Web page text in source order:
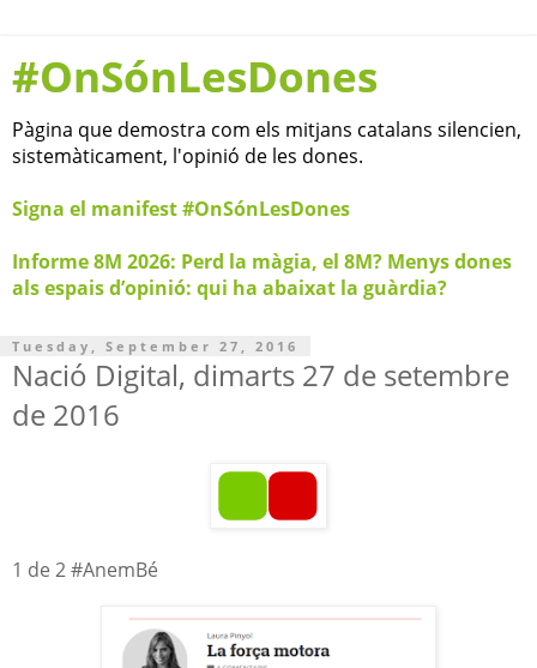
#OnSónLesDones
Pàgina que demostra com els mitjans catalans silencien,
sistemàticament, l'opinió de les dones.
Signa el manifest #OnSónLesDones
Informe 8M 2026: Perd la màgia, el 8M? Menys dones
als espais d’opinió: qui ha abaixat la guàrdia?
Tuesday, September 27, 2016
Nació Digital, dimarts 27 de setembre
de 2016
1 de 2 #AnemBé